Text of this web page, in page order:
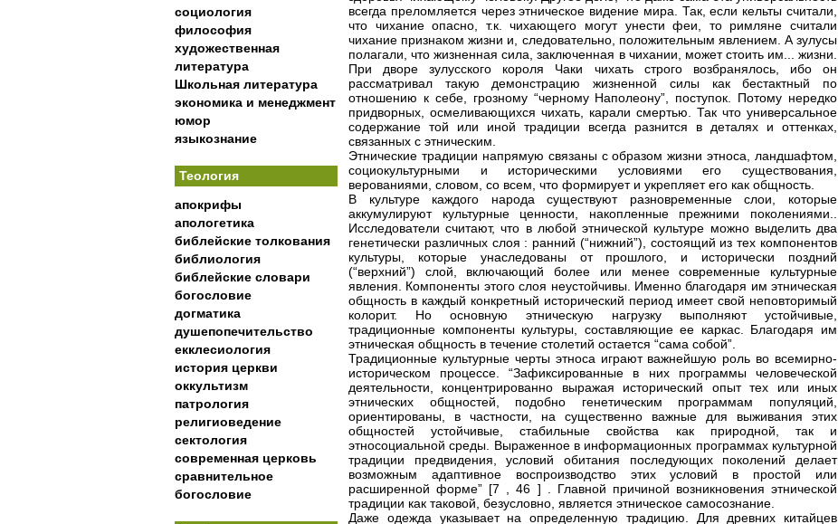
социология
философия
художественная
литература
Школьная литература
экономика и менеджмент
юмор
языкознание
Теология
апокрифы
апологетика
библейские толкования
библиология
библейские словари
богословие
догматика
душепопечительство
екклесиология
история церкви
оккультизм
патрология
религиоведение
сектология
современная церковь
сравнительное
богословие
всегда преломляется через этническое видение мира. Так, если кельты считали,
что чихание опасно, т.к. чихающего могут унести феи, то римляне считали
чихание признаком жизни и, следовательно, положительным явлением. А зулусы
полагали, что жизненная сила, заключенная в чихании, может стоить им... жизни.
При дворе зулусского короля Чаки чихать строго возбранялось, ибо он
рассматривал такую демонстрацию жизненной силы как бестактный по
отношению к себе, грозному “черному Наполеону”, поступок. Потому нередко
придворных, осмеливающихся чихать, карали смертью. Так что универсальное
содержание той или иной традиции всегда разнится в деталях и оттенках,
связанных с этническим.
Этнические традиции напрямую связаны с образом жизни этноса, ландшафтом,
социокультурными и историческими условиями его существования,
верованиями, словом, со всем, что формирует и укрепляет его как общность.
В культуре каждого народа существуют разновременные слои, которые
аккумулируют культурные ценности, накопленные прежними поколениями..
Исследователи считают, что в любой этнической культуре можно выделить два
генетически различных слоя : ранний (“нижний”), состоящий из тех компонентов
культуры, которые унаследованы от прошлого, и исторически поздний
(“верхний”) слой, включающий более или менее современные культурные
явления. Компоненты этого слоя неустойчивы. Именно благодаря им этническая
общность в каждый конкретный исторический период имеет свой неповторимый
колорит. Но основную этническую нагрузку выполняют устойчивые,
традиционные компоненты культуры, составляющие ее каркас. Благодаря им
этническая общность в течение столетий остается “сама собой”.
Традиционные культурные черты этноса играют важнейшую роль во всемирно-
историческом процессе. “Зафиксированные в них программы человеческой
деятельности, концентрированно выражая исторический опыт тех или иных
этнических общностей, подобно генетическим программам популяций,
ориентированы, в частности, на существенно важные для выживания этих
общностей устойчивые, стабильные свойства как природной, так и
этносоциальной среды. Выраженное в информационных программах культурной
традиции предвидения, условий обитания последующих поколений делает
возможным адаптивное воспроизводство этих условий в простой или
расширенной форме” [7 , 46 ] . Главной причиной возникновения этнической
традиции как таковой, безусловно, является этническое самосознание.
Даже одежда указывает на определенную традицию. Для древних китайцев